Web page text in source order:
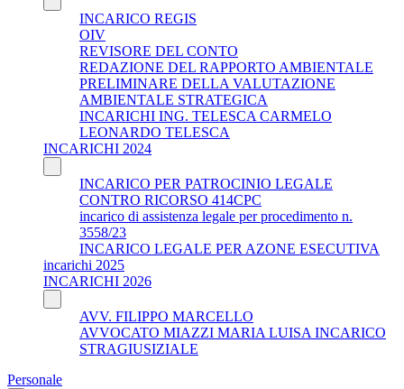
INCARICO REGIS
OIV
REVISORE DEL CONTO
REDAZIONE DEL RAPPORTO AMBIENTALE
PRELIMINARE DELLA VALUTAZIONE
AMBIENTALE STRATEGICA
INCARICHI ING. TELESCA CARMELO
LEONARDO TELESCA
INCARICHI 2024
INCARICO PER PATROCINIO LEGALE
CONTRO RICORSO 414CPC
incarico di assistenza legale per procedimento n.
3558/23
INCARICO LEGALE PER AZONE ESECUTIVA
incarichi 2025
INCARICHI 2026
AVV. FILIPPO MARCELLO
AVVOCATO MIAZZI MARIA LUISA INCARICO
STRAGIUSIZIALE
Personale